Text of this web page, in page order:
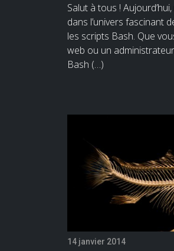
Salut à tous !
dans l’univers fascinant
les scripts Bash. Que
web ou un
Bash (…)
14 janvier 2014